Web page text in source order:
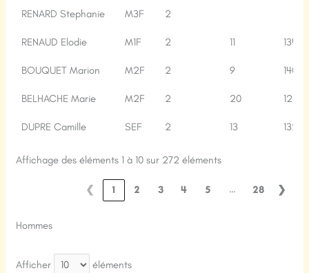
RENARD Stephanie M3F 2
RENAUD Elodie M1F 2 11 134
BOUQUET Marion M2F 2 9 140
BELHACHE Marie M2F 2 20 125
DUPRE Camille SEF 2 13 132
Affichage des éléments 1 à 10 sur 272 éléments
❮ 1 2 3 4 5 … 28 ❯
Hommes
Afficher éléments